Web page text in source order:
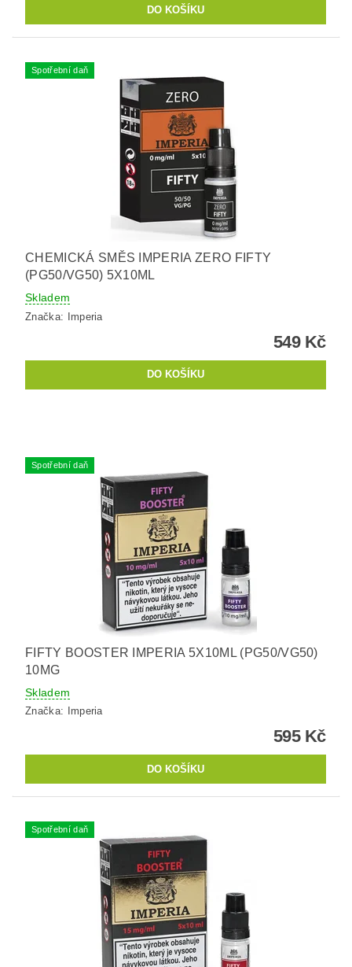
Spotřební daň
CHEMICKÁ SMĚS IMPERIA ZERO FIFTY
(PG50/VG50) 5X10ML
Skladem
Značka: Imperia
549 Kč
Spotřební daň
FIFTY BOOSTER IMPERIA 5X10ML (PG50/VG50)
10MG
Skladem
Značka: Imperia
595 Kč
Spotřební daň